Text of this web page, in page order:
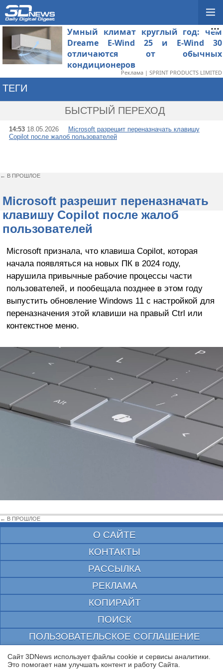
Умный климат круглый год: чем
Dreame E-Wind 25 и E-Wind 30
отличаются от обычных
кондиционеров
Реклама | SPRINT PRODUCTS LIMITED
ТЕГИ
БЫСТРЫЙ ПЕРЕХОД
14:53 18.05.2026
Microsoft разрешит переназначать клавишу
Copilot после жалоб пользователей
← В ПРОШЛОЕ
Microsoft разрешит переназначать
клавишу Copilot после жалоб
пользователей
Microsoft признала, что клавиша Copilot, которая
начала появляться на новых ПК в 2024 году,
нарушила привычные рабочие процессы части
пользователей, и пообещала позднее в этом году
выпустить обновление Windows 11 с настройкой для
переназначения этой клавиши на правый Ctrl или
контекстное меню.
← В ПРОШЛОЕ
О САЙТЕ
КОНТАКТЫ
РАССЫЛКА
РЕКЛАМА
КОПИРАЙТ
ПОИСК
ПОЛЬЗОВАТЕЛЬСКОЕ СОГЛАШЕНИЕ
ЗАЩИЩЕНО CURATOR
Сайт 3DNews использует файлы cookie и сервисы аналитики.
Это помогает нам улучшать контент и работу Cайта.